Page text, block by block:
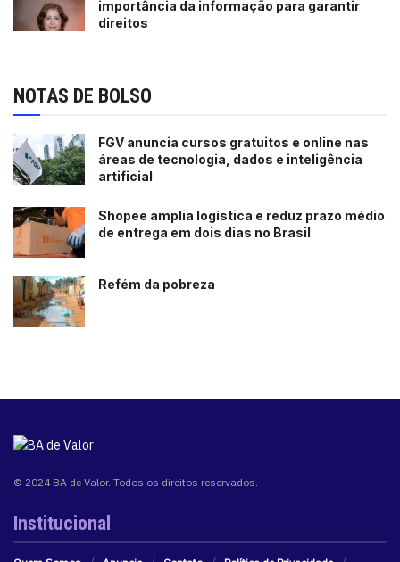
importância da informação para garantir
direitos
NOTAS DE BOLSO
FGV anuncia cursos gratuitos e online nas
áreas de tecnologia, dados e inteligência
artificial
Shopee amplia logística e reduz prazo médio
de entrega em dois dias no Brasil
Refém da pobreza
© 2024 BA de Valor. Todos os direitos reservados.
Institucional